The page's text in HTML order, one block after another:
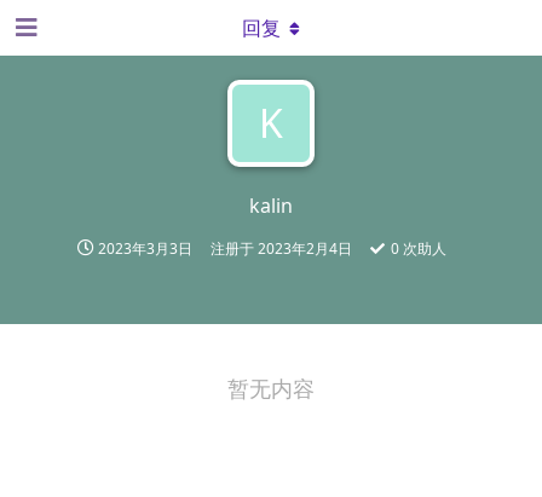
K
kalin
2023年3月3日 注册于2023年2月4日 0 次助人
回复
暂无内容